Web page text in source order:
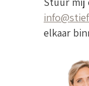
elkaar